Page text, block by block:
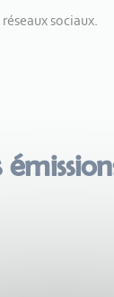
sociaux.